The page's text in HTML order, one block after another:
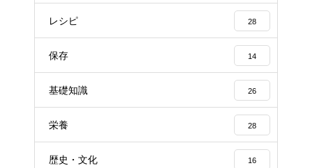
レシピ 28
保存 14
基礎知識 26
栄養 28
歴史・文化 16